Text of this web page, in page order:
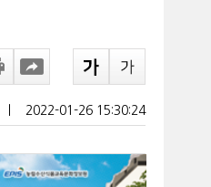
2022-01-26 15:30:24